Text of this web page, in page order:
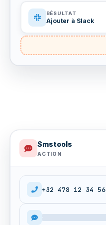
RÉSULTAT
Ajouter à Slack
Smstools
ACTION
+32 478 12 34 56